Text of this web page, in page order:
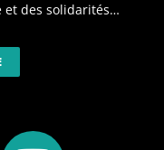
et des solidarités…